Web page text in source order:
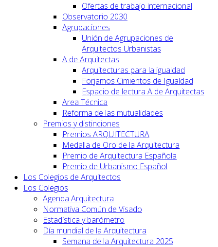
Ofertas de trabajo internacional
Observatorio 2030
Agrupaciones
Unión de Agrupaciones de
Arquitectos Urbanistas
A de Arquitectas
Arquitecturas para la igualdad
Forjamos Cimientos de Igualdad
Espacio de lectura A de Arquitectas
Area Técnica
Reforma de las mutualidades
Premios y distinciones
Premios ARQUITECTURA
Medalla de Oro de la Arquitectura
Premio de Arquitectura Española
Premio de Urbanismo Español
Los Colegios de Arquitectos
Los Colegios
Agenda Arquitectura
Normativa Común de Visado
Estadística y barómetro
Día mundial de la Arquitectura
Semana de la Arquitectura 2025